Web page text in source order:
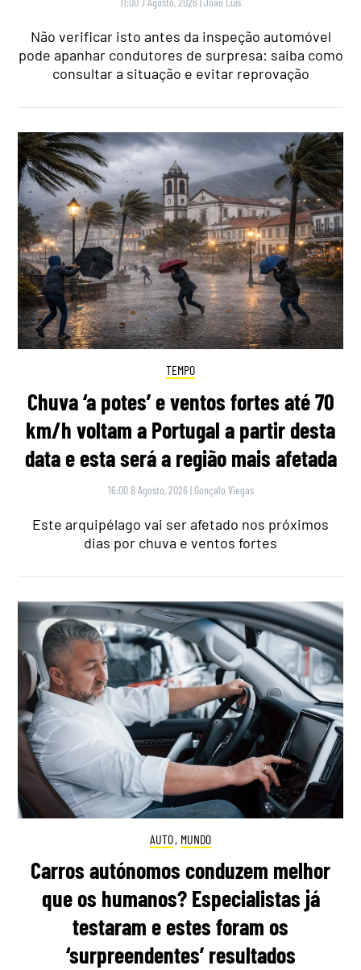
Não verificar isto antes da inspeção automóvel
pode apanhar condutores de surpresa: saiba como
consultar a situação e evitar reprovação
TEMPO
Chuva ‘a potes’ e ventos fortes até 70
km/h voltam a Portugal a partir desta
data e esta será a região mais afetada
16:00 8 Agosto, 2026 | Gonçalo Viegas
Este arquipélago vai ser afetado nos próximos
dias por chuva e ventos fortes
AUTO, MUNDO
Carros autónomos conduzem melhor
que os humanos? Especialistas já
testaram e estes foram os
‘surpreendentes’ resultados